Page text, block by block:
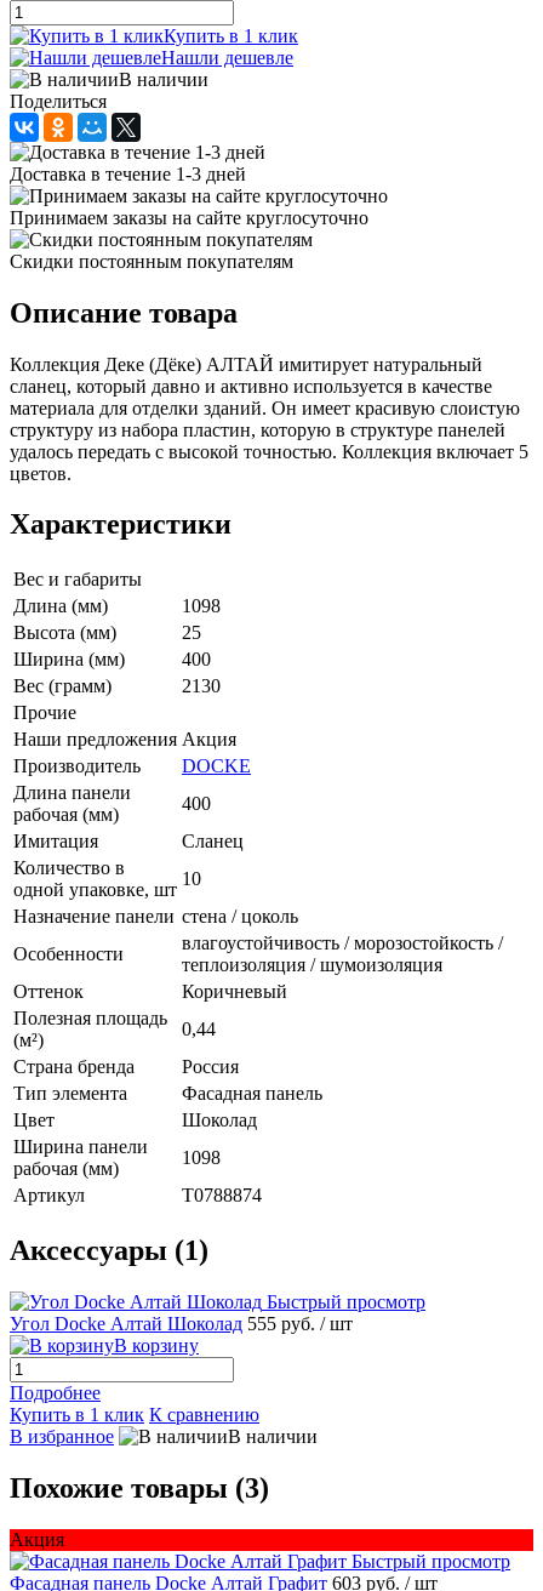
Купить в 1 клик
Нашли дешевле
В наличии
Поделиться
Доставка в течение 1-3 дней
Принимаем заказы на сайте круглосуточно
Скидки постоянным покупателям
Описание товара
Коллекция Деке (Дёке) АЛТАЙ имитирует натуральный
сланец, который давно и активно используется в качестве
материала для отделки зданий. Он имеет красивую слоистую
структуру из набора пластин, которую в структуре панелей
удалось передать с высокой точностью. Коллекция включает 5
цветов.
Характеристики
Вес и габариты
Длина (мм)
1098
Высота (мм)
25
Ширина (мм)
400
Вес (грамм)
2130
Прочие
Наши предложения Акция
Производитель
DOCKE
Длина панели
рабочая (мм)
400
Имитация
Сланец
Количество в
одной упаковке, шт
10
Назначение панели стена / цоколь
Особенности
влагоустойчивость / морозостойкость /
теплоизоляция / шумоизоляция
Оттенок
Коричневый
Полезная площадь
(м²)
0,44
Страна бренда
Россия
Тип элемента
Фасадная панель
Цвет
Шоколад
Ширина панели
рабочая (мм)
1098
Артикул
T0788874
Аксессуары (1)
Быстрый просмотр
Угол Docke Алтай Шоколад 555 руб. / шт
В корзину
Подробнее
Купить в 1 клик К сравнению
В избранное
В наличии
Похожие товары (3)
Акция
Быстрый просмотр
Фасадная панель Docke Алтай Графит 603 руб. / шт